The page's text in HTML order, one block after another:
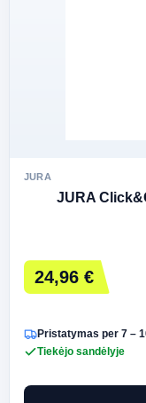
JURA
JURA
24,96 €
Pristatymas per 7 –
Tiekėjo sandėlyje